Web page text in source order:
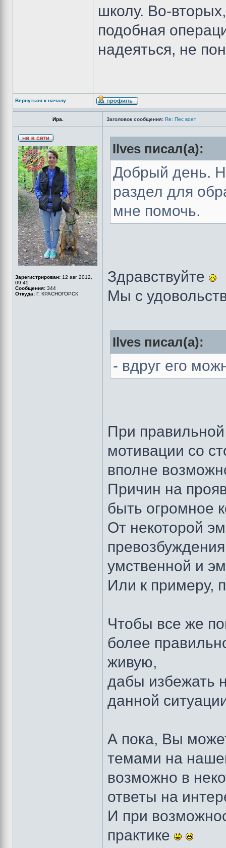
школу. Во-
подобная
надеяться, не
Вернуться к началу
Ира. Заголовок сообщения: Re: Пес воет
Зарегистрирован: 12 авг 2012,
09:45
Сообщения: 344
Откуда: Г. КРАСНОГОРСК
Ilves писал(а):
Добрый день.
раздел для
мне помочь.
Здравствуйте
Мы с
Ilves писал(а):
- вдруг его
При
мотивации со
вполне
Причин на
быть огромное
От некоторой
умственной и
Или к примеру,
Чтобы все же
более
живую,
дабы избежать
данной
А пока, Вы
темами на
возможно в
ответы на
И при
практике